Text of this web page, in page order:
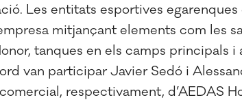
Les entitats esportives
mitjançant elements com les
tanques en els camps principals i
van participar Javier Sedó i
respectivament, d’AEDAS